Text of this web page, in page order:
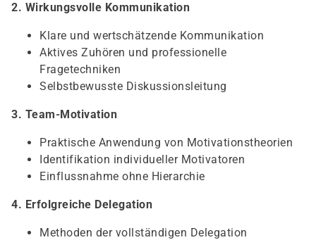
2. Wirkungsvolle Kommunikation
Klare und wertschätzende Kommunikation
Aktives Zuhören und professionelle
Fragetechniken
Selbstbewusste Diskussionsleitung
3. Team-Motivation
Praktische Anwendung von Motivationstheorien
Identifikation individueller Motivatoren
Einflussnahme ohne Hierarchie
4. Erfolgreiche Delegation
Methoden der vollständigen Delegation